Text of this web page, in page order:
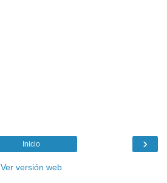
›
Inicio
Ver versión web